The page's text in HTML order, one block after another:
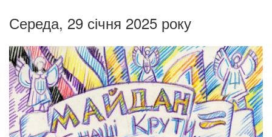
Середа, 29 січня 2025 року